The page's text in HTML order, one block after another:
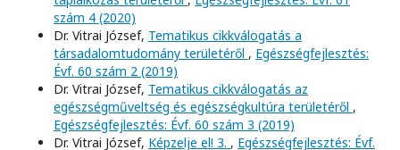
szám 4 (2020)
Dr. Vitrai József, Tematikus cikkválogatás a
társadalomtudomány területéről , Egészségfejlesztés:
Évf. 60 szám 2 (2019)
Dr. Vitrai József, Tematikus cikkválogatás az
egészségműveltség és egészségkultúra területéről ,
Egészségfejlesztés: Évf. 60 szám 3 (2019)
Dr. Vitrai József, Képzelje el! 3. , Egészségfejlesztés: Évf.